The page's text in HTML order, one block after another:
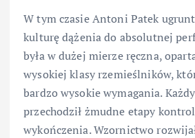
W tym czasie Antoni Patek
kulturę dążenia do absolutnej
była w dużej mierze ręczna,
wysokiej klasy rzemieślników,
bardzo wysokie wymagania.
przechodził żmudne etapy
wykończenia. Wzornictwo